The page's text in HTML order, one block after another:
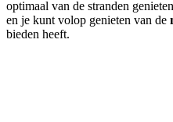
optimaal van de stranden
en je kunt volop genieten van de
bieden heeft.